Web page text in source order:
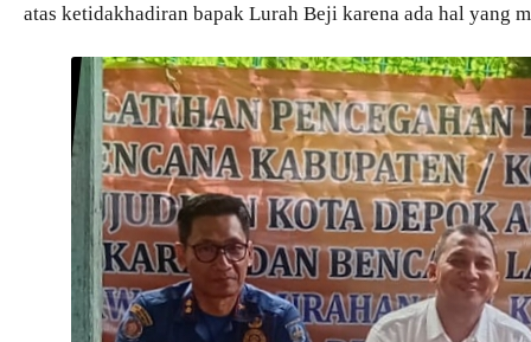
atas ketidakhadiran bapak Lurah Beji karena ada hal yang